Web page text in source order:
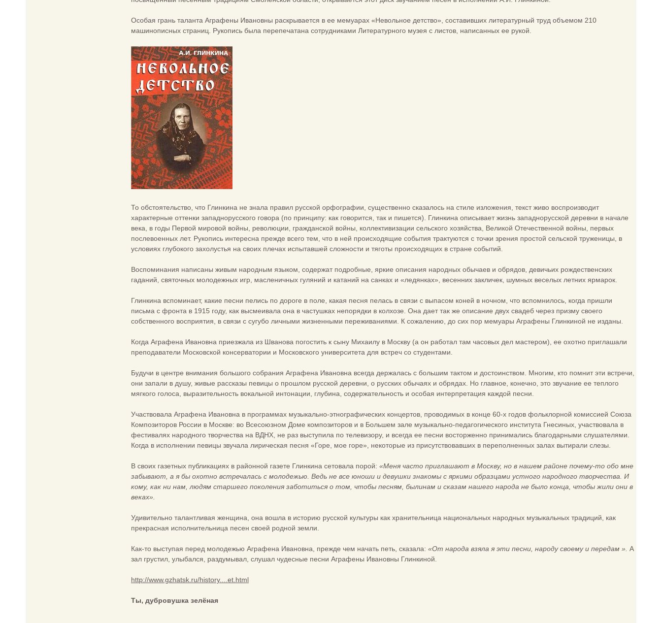
Особая грань таланта Аграфены Ивановны раскрывается в ее мемуарах «Невольное детство», составивших литературный труд объемом 210
машинописных страниц. Рукопись была перепечатана сотрудниками Литературного музея с листов, написанных ее рукой.
То обстоятельство, что Глинкина не знала правил русской орфографии, существенно сказалось на стиле изложения, текст живо воспроизводит
характерные оттенки западнорусского говора (по принципу: как говорится, так и пишется). Глинкина описывает жизнь западнорусской деревни в начале
века, в годы Первой мировой войны, революции, гражданской войны, коллективизации сельского хозяйства, Великой Отечественной войны, первых
послевоенных лет. Рукопись интересна прежде всего тем, что в ней происходящие события трактуются с точки зрения простой сельской труженицы, в
условиях глубокого захолустья на своих плечах испытавшей сложности и тяготы происходящих в стране событий.
Воспоминания написаны живым народным языком, содержат подробные, яркие описания народных обычаев и обрядов, девичьих рождественских
гаданий, святочных молодежных игр, масленичных гуляний и катаний на санках и «ледянках», весенних закличек, шумных веселых летних ярмарок.
Глинкина вспоминает, какие песни пелись по дороге в поле, какая песня пелась в связи с выпасом коней в ночном, что вспомнилось, когда пришли
письма с фронта в 1915 году, как высмеивала она в частушках непорядки в колхозе. Она дает так же описание двух свадеб через призму своего
собственного восприятия, в связи с сугубо личными жизненными переживаниями. К сожалению, до сих пор мемуары Аграфены Глинкиной не изданы.
Когда Аграфена Ивановна приезжала из Шванова погостить к сыну Михаилу в Москву (а он работал там часовых дел мастером), ее охотно приглашали
преподаватели Московской консерватории и Московского университета для встреч со студентами.
Будучи в центре внимания большого собрания Аграфена Ивановна всегда держалась с большим тактом и достоинством. Многим, кто помнит эти встречи,
они запали в душу, живые рассказы певицы о прошлом русской деревни, о русских обычаях и обрядах. Но главное, конечно, это звучание ее теплого
мягкого голоса, выразительность вокальной интонации, глубина, содержательность и особая интерпретация каждой песни.
Участвовала Аграфена Ивановна в программах музыкально-этнографических концертов, проводимых в конце 60-х годов фольклорной комиссией Союза
Композиторов России в Москве: во Всесоюзном Доме композиторов и в Большем зале музыкально-педагогического института Гнесиных, участвовала в
фестивалях народного творчества на ВДНХ, не раз выступила по телевизору, и всегда ее песни восторженно принимались благодарными слушателями.
Когда в исполнении певицы звучала лирическая песня «Горе, мое горе», некоторые из присутствовавших в переполненных залах вытирали слезы.
В своих газетных публикациях в районной газете Глинкина сетовала порой: «Меня часто приглашают в Москву, но в нашем районе почему-то обо мне
забывают, а я бы охотно встречалась с молодежью. Ведь не все юноши и девушки знакомы с яркими образцами устного народного творчества. И
кому, как ни нам, людям старшего поколения заботиться о том, чтобы песням, былинам и сказам нашего народа не было конца, чтобы жили они в
веках».
Удивительно талантливая женщина, она вошла в историю русской культуры как хранительница национальных народных музыкальных традиций, как
прекрасная исполнительница песен своей родной земли.
Как-то выступая перед молодежью Аграфена Ивановна, прежде чем начать петь, сказала: «От народа взяла я эти песни, народу своему и передам ». А
зал грустил, улыбался, раздумывал, слушал чудесные песни Аграфены Ивановны Глинкиной.
http://www.gzhatsk.ru/history....et.html
Ты, дубровушка зелёная